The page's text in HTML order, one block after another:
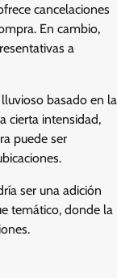
cancelaciones
En cambio,
a
basado en la
cierta intensidad,
puede ser
ser una adición
temático, donde la